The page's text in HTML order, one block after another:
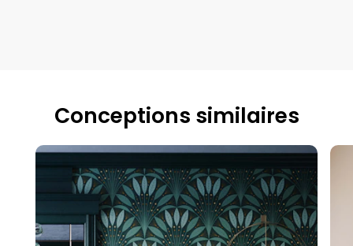
Conceptions similaires